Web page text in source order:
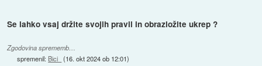
Se lahko vsaj držite svojih pravil in obrazložite ukrep ?
Zgodovina sprememb…
spremenil: Bici_ (16. okt 2024 ob 12:01)